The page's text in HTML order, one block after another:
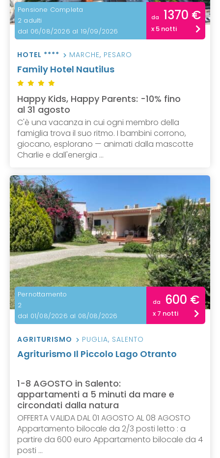
Pensione Completa
2 adulti
dal 06/08/2026 al 19/09/2026
da 1370 €
x 5 notti
HOTEL **** MARCHE, PESARO
Family Hotel Nautilus
Happy Kids, Happy Parents: -10% fino
al 31 agosto
C'è una vacanza in cui ogni membro della
famiglia trova il suo ritmo. I bambini corrono,
giocano, esplorano — animati dalla mascotte
Charlie e dall'energia ...
Pernottamento
2
dal 01/08/2026 al 08/08/2026
da 600 €
x 7 notti
AGRITURISMO PUGLIA, SALENTO
Agriturismo Il Piccolo Lago Otranto
1-8 AGOSTO in Salento:
appartamenti a 5 minuti da mare e
circondati dalla natura
OFFERTA VALIDA DAL 01 AGOSTO AL 08 AGOSTO
Appartamento bilocale da 2/3 posti letto : a
partire da 600 euro Appartamento bilocale da 4
posti ...